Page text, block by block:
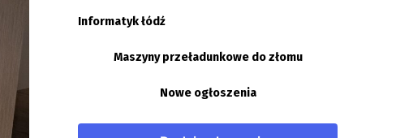
Informatyk łódź
Maszyny przeładunkowe do złomu
Nowe ogłoszenia